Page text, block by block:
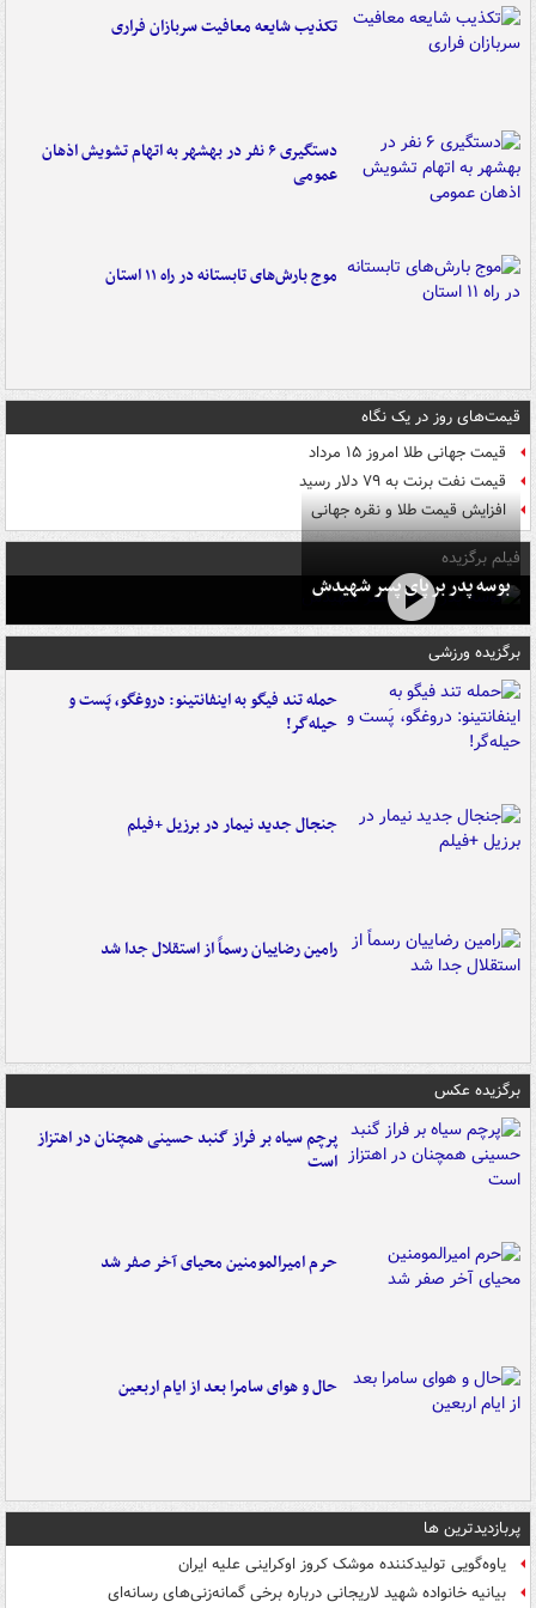
تکذیب شایعه معافیت سربازان فراری
دستگیری ۶ نفر در بهشهر به اتهام تشویش اذهان
عمومی
موج بارش‌های تابستانه در راه ۱۱ استان
قیمت‌های روز در یک نگاه
قیمت جهانی طلا امروز ۱۵ مرداد
قیمت نفت برنت به ۷۹ دلار رسید
افزایش قیمت طلا و نقره جهانی
فیلم برگزیده
بوسه‌ پدر بر پای پسر شهیدش
برگزیده ورزشی
حمله تند فیگو به اینفانتینو: دروغگو، پَست‌ و
حیله‌گر!
جنجال جدید نیمار در برزیل +فیلم
رامین رضاییان رسماً از استقلال جدا شد
برگزیده عکس
پرچم سیاه بر فراز گنبد حسینی همچنان در اهتزاز
است
حرم امیرالمومنین محیای آخر صفر شد
حال و هوای سامرا بعد از ایام اربعین
پربازدیدترین ها
یاوه‌گویی تولیدکننده موشک کروز اوکراینی علیه ایران
بیانیه خانواده شهید لاریجانی درباره برخی گمانه‌زنی‌های رسانه‌ای